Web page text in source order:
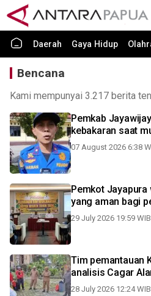
Daerah Gaya Hidup
Bencana
Kami mempunyai 3.217 berita
Pemkab
kebakaran saat
07 August 2026 6:38
Pemkot
yang aman bagi
29 July 2026 19:59 WIB
Tim pemantauan
analisis Cagar
28 July 2026 12:24 WIB